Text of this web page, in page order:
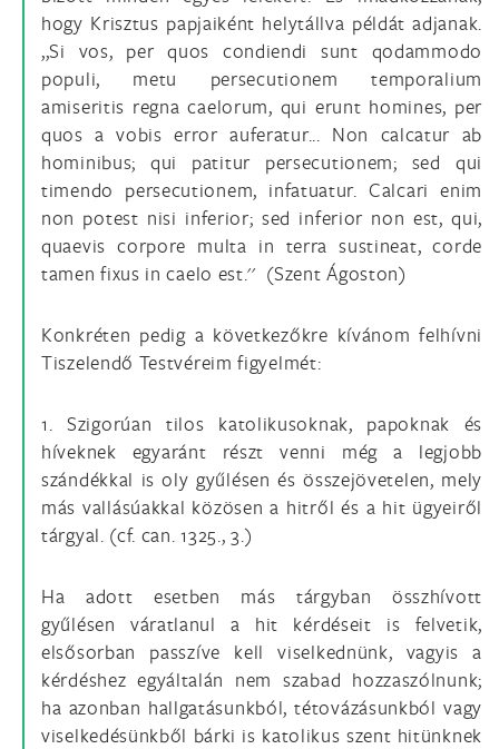
hogy Krisztus papjaiként helytállva példát adjanak.
,,Si vos, per quos condiendi sunt qodammodo
populi, metu persecutionem temporalium
amiseritis regna caelorum, qui erunt homines, per
quos a vobis error auferatur... Non calcatur ab
hominibus; qui patitur persecutionem; sed qui
timendo persecutionem, infatuatur. Calcari enim
non potest nisi inferior; sed inferior non est, qui,
quaevis corpore multa in terra sustineat, corde
tamen fixus in caelo est.'' (Szent Ágoston)
Konkréten pedig a következőkre kívánom felhívni
Tiszelendő Testvéreim figyelmét:
1. Szigorúan tilos katolikusoknak, papoknak és
híveknek egyaránt részt venni még a legjobb
szándékkal is oly gyűlésen és összejövetelen, mely
más vallásúakkal közösen a hitről és a hit ügyeiről
tárgyal. (cf. can. 1325., 3.)
Ha adott esetben más tárgyban összhívott
gyűlésen váratlanul a hit kérdéseit is felvetik,
elsősorban passzíve kell viselkednünk, vagyis a
kérdéshez egyáltalán nem szabad hozzaszólnunk;
ha azonban hallgatásunkból, tétovázásunkból vagy
viselkedésünkből bárki is katolikus szent hitünknek